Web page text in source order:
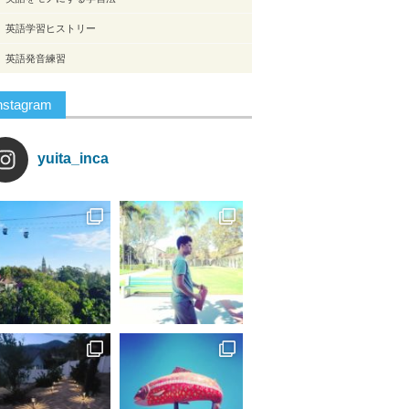
英語学習ヒストリー
英語発音練習
yuita_inca